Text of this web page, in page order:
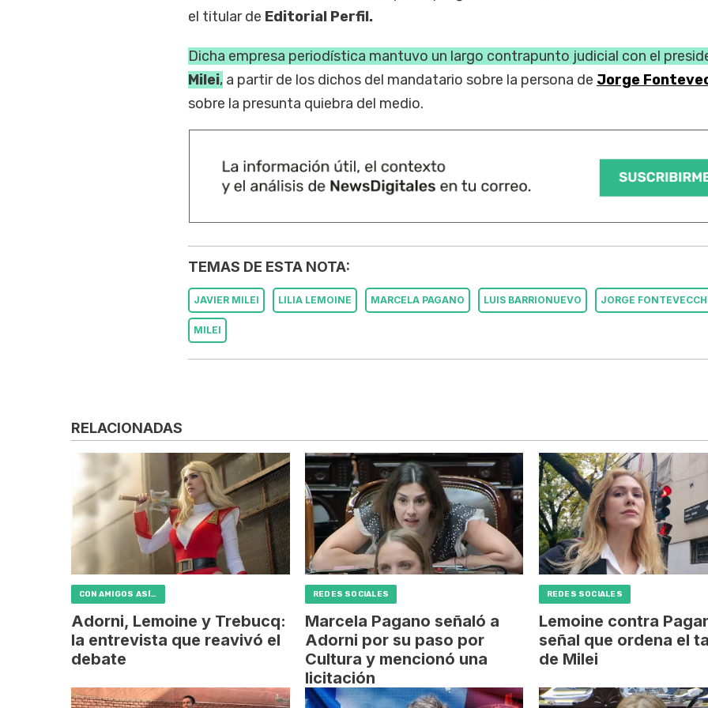
el titular de Editorial Perfil.
Dicha empresa periodística mantuvo un largo contrapunto judicial con el
Milei,a partir de los dichos del mandatario sobre la persona de Jorge
sobre la presunta quiebra del medio.
TEMAS DE ESTA NOTA:
JAVIER MILEI LILIA LEMOINE MARCELA PAGANO LUIS BARRIONUEVO JORGE
MILEI
RELACIONADAS
CON AMIGOS ASÍ…
Adorni, Lemoine y Trebucq:
la entrevista que reavivó el
debate
REDES SOCIALES
Marcela Pagano señaló a
Adorni por su paso por
Cultura y mencionó una
licitación
REDES SOCIALES
Lemoine contra
señal que ordena el
de Milei